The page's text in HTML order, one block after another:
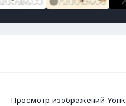
Просмотр изображений Yorik